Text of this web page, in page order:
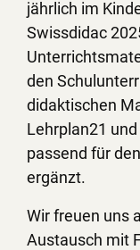
jährlich im
Swissdidac
den
didaktischen
Lehrplan21
passend für
ergänzt.
Wir freuen uns
Austausch mit